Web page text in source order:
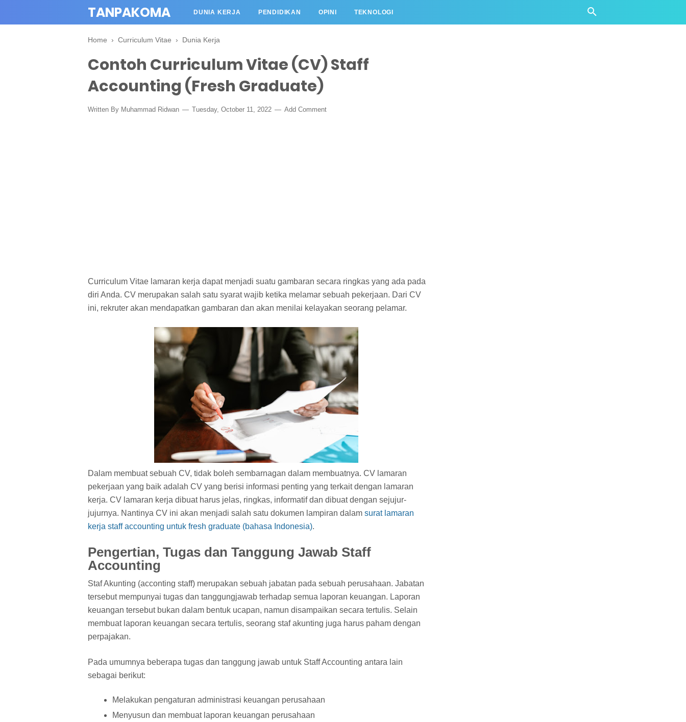
TANPAKOMA DUNIA KERJA PENDIDIKAN OPINI TEKNOLOGI
Home › Curriculum Vitae › Dunia Kerja
Contoh Curriculum Vitae (CV) Staff
Accounting (Fresh Graduate)
Written By Muhammad Ridwan Tuesday, October 11, 2022 Add Comment
Curriculum Vitae lamaran kerja dapat menjadi suatu gambaran secara ringkas yang ada pada
diri Anda. CV merupakan salah satu syarat wajib ketika melamar sebuah pekerjaan. Dari CV
ini, rekruter akan mendapatkan gambaran dan akan menilai kelayakan seorang pelamar.
Dalam membuat sebuah CV, tidak boleh sembarnagan dalam membuatnya. CV lamaran
pekerjaan yang baik adalah CV yang berisi informasi penting yang terkait dengan lamaran
kerja. CV lamaran kerja dibuat harus jelas, ringkas, informatif dan dibuat dengan sejujur-
jujurnya. Nantinya CV ini akan menjadi salah satu dokumen lampiran dalam surat lamaran
kerja staff accounting untuk fresh graduate (bahasa Indonesia).
Pengertian, Tugas dan Tanggung Jawab Staff
Accounting
Staf Akunting (acconting staff) merupakan sebuah jabatan pada sebuah perusahaan. Jabatan
tersebut mempunyai tugas dan tanggungjawab terhadap semua laporan keuangan. Laporan
keuangan tersebut bukan dalam bentuk ucapan, namun disampaikan secara tertulis. Selain
membuat laporan keuangan secara tertulis, seorang staf akunting juga harus paham dengan
perpajakan.
Pada umumnya beberapa tugas dan tanggung jawab untuk Staff Accounting antara lain
sebagai berikut:
Melakukan pengaturan administrasi keuangan perusahaan
Menyusun dan membuat laporan keuangan perusahaan